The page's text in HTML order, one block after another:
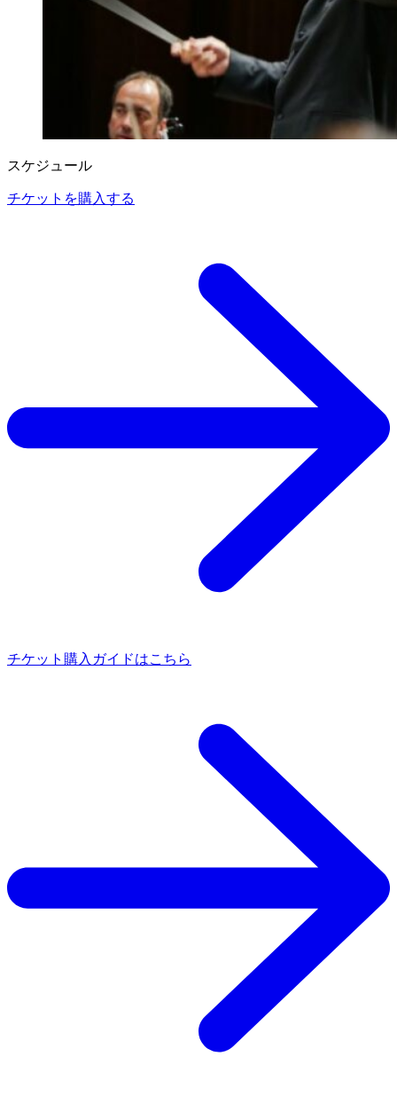
スケジュール
チケットを購入する
チケット購入ガイドはこちら